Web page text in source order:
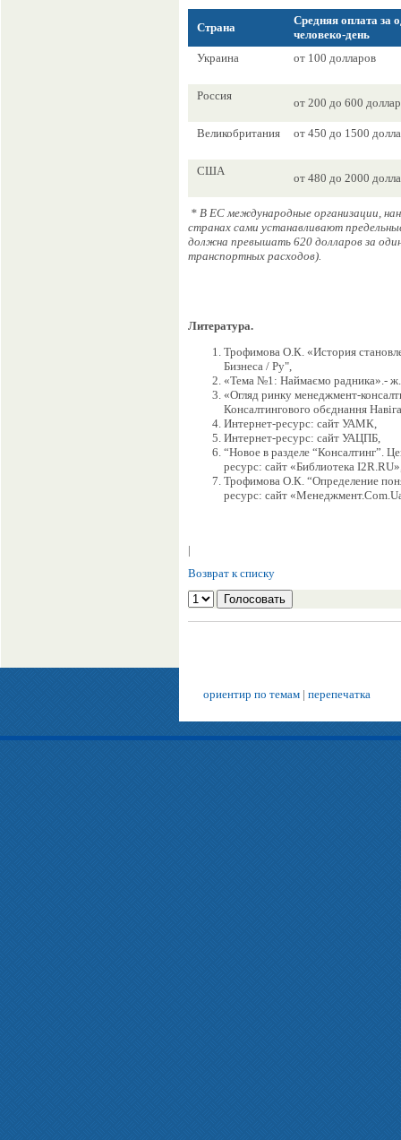
Страна
Средняя оплата за
человеко-день
Украина
от 100 долларов
Россия
от 200 до 600
Великобритания от 450 до 1500
США
от 480 до 2000
* В ЕС международные организации,
странах сами устанавливают
должна превышать 620 долларов за
транспортных расходов).
Литература.
Трофимова О.К. «История
Бизнеса / Ру",
«Тема №1: Наймаємо радника».-
«Огляд ринку менеджмент-
Консалтингового обєднання
Интернет-ресурс: сайт УАМК,
Интернет-ресурс: сайт УАЦПБ,
“Новое в разделе “Консалтинг”.
ресурс: сайт «Библиотека
Трофимова О.К. “Определение
ресурс: сайт
|
Возврат к списку
ориентир по темам | перепечатка